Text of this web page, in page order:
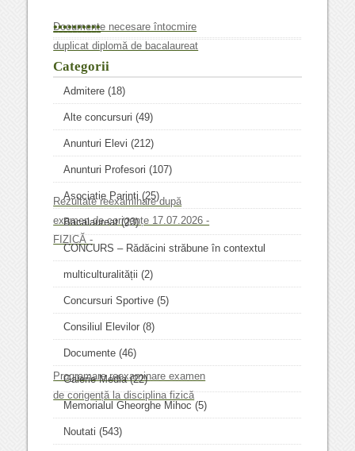
Documente necesare întocmire
duplicat diplomă de bacalaureat
Rezultate reexaminare după
examen de corigențe 17.07.2026 -
FIZICĂ -
Programare reexaminare examen
de corigență la disciplina fizică
••••••••••
Categorii
Admitere (18)
Alte concursuri (49)
Anunturi Elevi (212)
Anunturi Profesori (107)
Asociatie Parinti (25)
Bacalaureat(23)
CONCURS – Rădăcini străbune în contextul
multiculturalității (2)
Concursuri Sportive (5)
Consiliul Elevilor (8)
Documente (46)
Galerie Media(22)
Memorialul Gheorghe Mihoc (5)
Noutati (543)